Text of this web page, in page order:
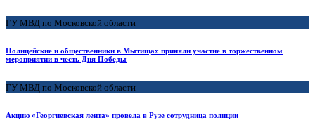
ГУ МВД по Московской области
Полицейские и общественники в Мытищах приняли участие в торжественном
мероприятии в честь Дня Победы
ГУ МВД по Московской области
Акцию «Георгиевская лента» провела в Рузе сотрудница полиции